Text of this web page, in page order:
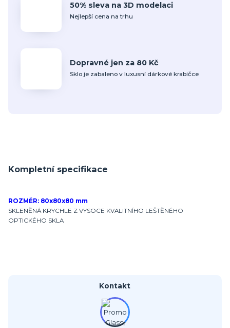
50% sleva na 3D modelaci
Nejlepší cena na trhu
Dopravné jen za 80 Kč
Sklo je zabaleno v luxusní dárkové krabičce
Kompletní specifikace
ROZMĚR: 80x80x80 mm
SKLENĚNÁ KRYCHLE Z VYSOCE KVALITNÍHO LEŠTĚNÉHO
OPTICKÉHO SKLA
Kontakt